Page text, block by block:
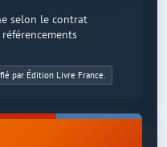
selon le contrat
par Édition Livre France.